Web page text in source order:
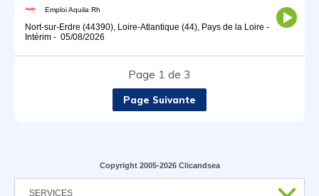
Emploi Aquila Rh
Nort-sur-Erdre (44390), Loire-Atlantique (44), Pays de la Loire -
Intérim - 05/08/2026
Page 1 de 3
Page Suivante
Copyright 2005-2026 Clicandsea
SERVICES